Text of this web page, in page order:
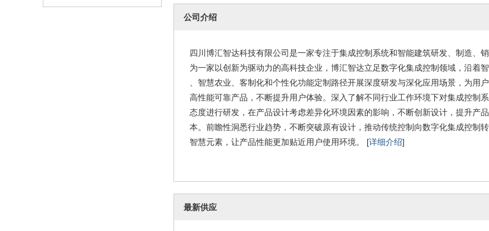
博物馆中控系统实施方案设计
2026-01-30
博物馆中控面板
公司介绍
四川博汇智达科技有限公司是一家专注于集成控制系统和智能建筑研发、制造、
为一家以创新为驱动力的高科技企业，博汇智达立足数字化集成控制领域，沿着
、智慧农业、客制化和个性化功能定制路径开展深度研发与深化应用场景，为用
高性能可靠产品，不断提升用户体验。深入了解不同行业工作环境下对集成控制
态度进行研发，在产品设计考虑差异化环境因素的影响，不断创新设计，提升产
本。前瞻性洞悉行业趋势，不断突破原有设计，推动传统控制向数字化集成控制
智慧元素，让产品性能更加贴近用户使用环境。 [详细介绍]
最新供应